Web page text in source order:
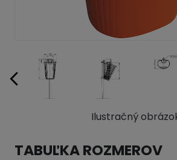
Ilustračný
TABUĽKA ROZMEROV